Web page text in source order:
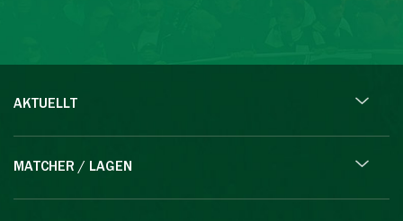
AKTUELLT
MATCHER / LAGEN